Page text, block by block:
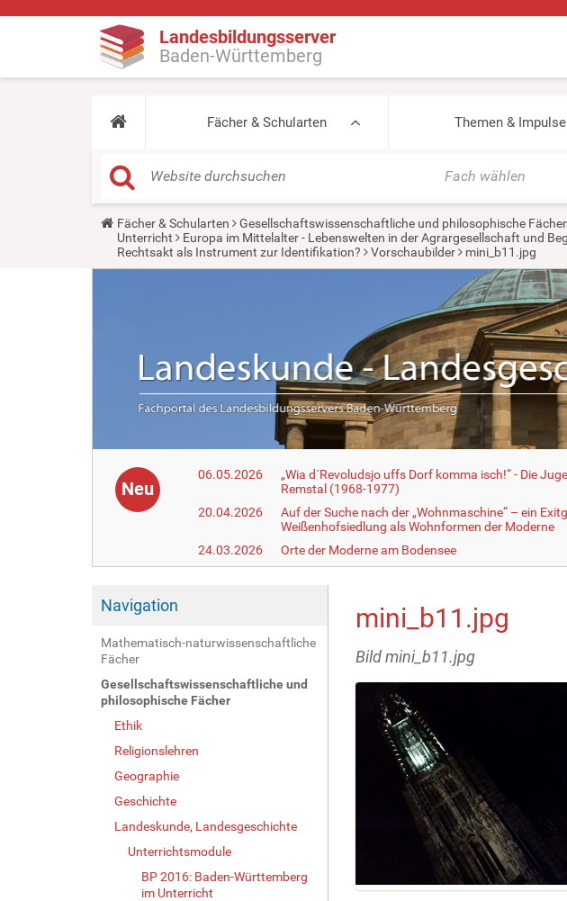
Landesbildungsserver
Baden-Württemberg
Fächer & Schularten Themen & Impulse
Fach wählen
Y
a
Fächer & Schularten Gesellschaftswissenschaftliche und philosophische Fächer
Unterricht
Europa im Mittelalter - Lebenswelten in der Agrargesellschaft und
Rechtsakt als Instrument zur Identifikation?
Vorschaubilder mini_b11.jpg
Neu
06.05.2026
„Wia d´Revoludsjo uffs Dorf komma isch!“ - Die
Remstal (1968-1977)
20.04.2026
Auf der Suche nach der „Wohnmaschine“ – ein
Weißenhofsiedlung als Wohnformen der Moderne
24.03.2026
Orte der Moderne am Bodensee
Navigation
Mathematisch-naturwissenschaftliche
Fächer
Gesellschaftswissenschaftliche und
philosophische Fächer
Ethik
Religionslehren
Geographie
Geschichte
Landeskunde, Landesgeschichte
Unterrichtsmodule
BP 2016: Baden-Württemberg
im Unterricht
mini_b11.jpg
Bild mini_b11.jpg